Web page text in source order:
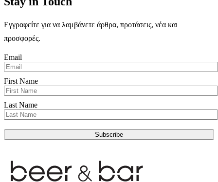
Εγγραφείτε για να λαμβάνετε άρθρα, προτάσεις, νέα και
προσφορές.
Email
First Name
Last Name
Subscribe